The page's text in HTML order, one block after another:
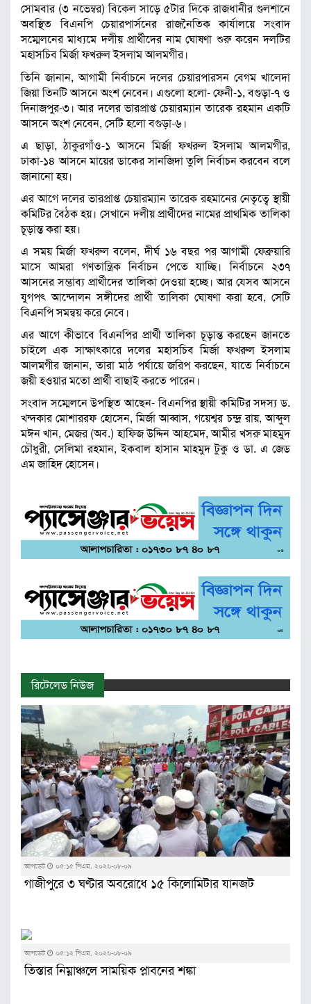
সোমবার (৩ নভেম্বর) বিকেল সাড়ে ৫টার দিকে রাজধানীর গুলশানে
অবস্থিত বিএনপি চেয়ারপার্সনের রাজনৈতিক কার্যালয়ে সংবাদ
সম্মেলনের মাধ্যমে দলীয় প্রার্থীদের নাম ঘোষণা শুরু করেন দলটির
মহাসচিব মির্জা ফখরুল ইসলাম আলমগীর।
তিনি জানান, আগামী নির্বাচনে দলের চেয়ারপারসন বেগম খালেদা
জিয়া তিনটি আসনে অংশ নেবেন। এগুলো হলো- ফেনী-১, বগুড়া-৭ ও
দিনাজপুর-৩। আর দলের ভারপ্রাপ্ত চেয়ারম্যান তারেক রহমান একটি
আসনে অংশ নেবেন, সেটি হলো বগুড়া-৬।
এ ছাড়া, ঠাকুরগাঁও-১ আসনে মির্জা ফখরুল ইসলাম আলমগীর,
ঢাকা-১৪ আসনে মায়ের ডাকের সানজিদা তুলি নির্বাচন করবেন বলে
জানানো হয়।
এর আগে দলের ভারপ্রাপ্ত চেয়ারম্যান তারেক রহমানের নেতৃত্বে স্থায়ী
কমিটির বৈঠক হয়। সেখানে দলীয় প্রার্থীদের নামের প্রাথমিক তালিকা
চূড়ান্ত করা হয়।
এ সময় মির্জা ফখরুল বলেন, দীর্ঘ ১৬ বছর পর আগামী ফেব্রুয়ারি
মাসে আমরা গণতান্ত্রিক নির্বাচন পেতে যাচ্ছি। নির্বাচনে ২৩৭
আসনের সম্ভাব্য প্রার্থীদের তালিকা দেওয়া হচ্ছে। আর যেসব আসনে
যুগপৎ আন্দোলন সঙ্গীদের প্রার্থী তালিকা ঘোষণা করা হবে, সেটি
বিএনপি সমন্বয় করে নেবে।
এর আগে কীভাবে বিএনপির প্রার্থী তালিকা চূড়ান্ত করছেন জানতে
চাইলে এক সাক্ষাৎকারে দলের মহাসচিব মির্জা ফখরুল ইসলাম
আলমগীর জানান, তারা মাঠ পর্যায়ে জরিপ করছেন, যাতে নির্বাচনে
জয়ী হওয়ার মতো প্রার্থী বাছাই করতে পারেন।
সংবাদ সম্মেলনে উপস্থিত আছেন- বিএনপির স্থায়ী কমিটির সদস্য ড.
খন্দকার মোশাররফ হোসেন, মির্জা আব্বাস, গয়েশ্বর চন্দ্র রায়, আব্দুল
মঈন খান, মেজর (অব.) হাফিজ উদ্দিন আহমেদ, আমীর খসরু মাহমুদ
চৌধুরী, সেলিমা রহমান, ইকবাল হাসান মাহমুদ টুকু ও ডা. এ জেড
এম জাহিদ হোসেন।
রিটেলেড নিউজ
আপডেট ০৫:১৫ পিএম, ২০২৬-০৮-০৯
গাজীপুরে ৩ ঘণ্টার অবরোধে ১৫ কিলোমিটার যানজট
আপডেট ০৫:১২ পিএম, ২০২৬-০৮-০৯
তিস্তার নিম্নাঞ্চলে সাময়িক প্লাবনের শঙ্কা